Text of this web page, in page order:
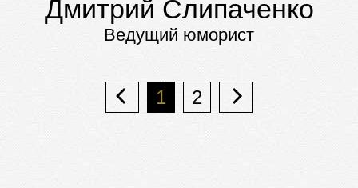
Дмитрий Слипаченко
Ведущий юморист
1 2